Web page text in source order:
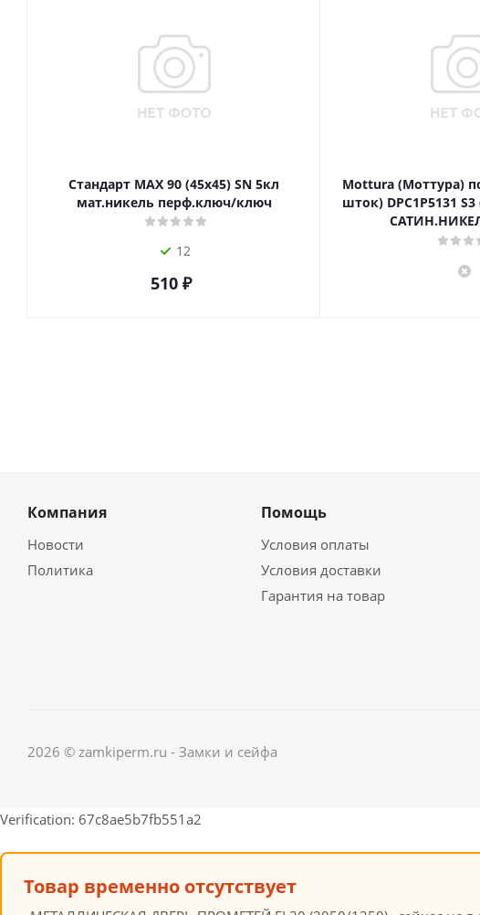
Стандарт MAX 90 (45х45) SN 5кл
мат.никель перф.ключ/ключ
12
510₽
Mottura (Моттура)
шток) DPC1P5131
Компания
Новости
Политика
Помощь
Условия оплаты
Условия доставки
Гарантия на товар
2026 © zamkiperm.ru - Замки и сейфа
Verification: 67c8ae5b7fb551a2
Товар временно отсутствует